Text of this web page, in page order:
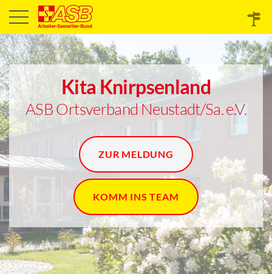
Kita Knirpsenland
ASB Ortsverband Neustadt/Sa. e.V.
ZUR MELDUNG
KOMM INS TEAM